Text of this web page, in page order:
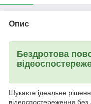
Опис
Бездротова
Шукаєте ідеальне
відеоспостереження без